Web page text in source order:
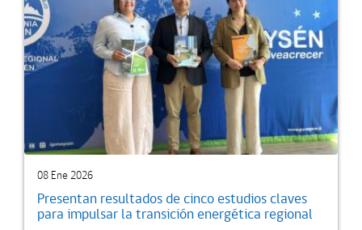
08 Ene 2026
Presentan resultados de cinco estudios claves
para impulsar la transición energética regional